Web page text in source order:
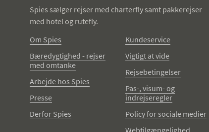
Spies sælger rejser med charterfly samt pakkerejser
med hotel og rutefly.
Om Spies
Bæredygtighed - rejser
med omtanke
Arbejde hos Spies
Presse
Derfor Spies
Kundeservice
Vigtigt at vide
Rejsebetingelser
Pas-, visum- og
indrejseregler
Policy for sociale medier
Webtilgængelighed